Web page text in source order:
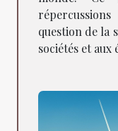
question de la
sociétés et